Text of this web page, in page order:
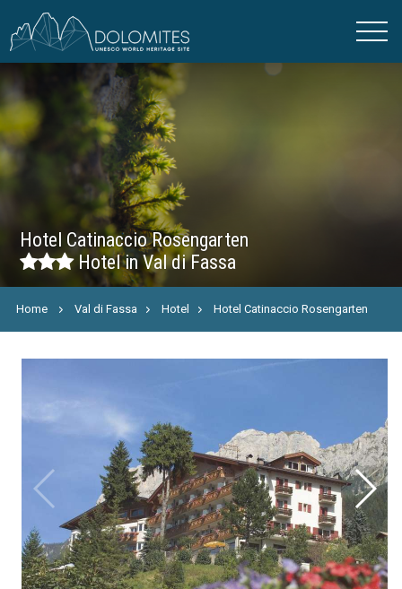
Hotel Catinaccio Rosengarten
Hotel in Val di Fassa
Home Val di Fassa Hotel Hotel Catinaccio Rosengarten